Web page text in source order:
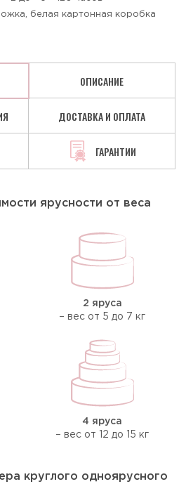
белая картонная коробка
ОПИСАНИЕ
ДОСТАВКА И ОПЛАТА
ГАРАНТИИ
ярусности от веса
2 яруса
– вес от 5 до 7 кг
4 яруса
– вес от 12 до 15 кг
круглого одноярусного